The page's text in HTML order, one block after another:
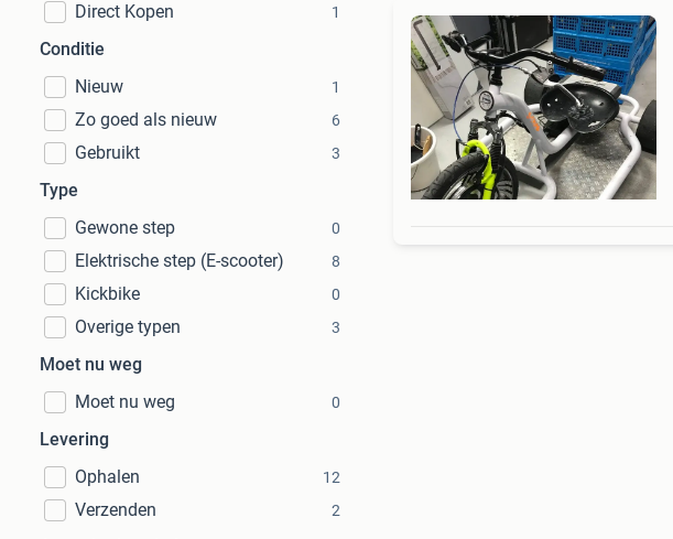
Direct Kopen
1
Conditie
Nieuw
1
Zo goed als nieuw 6
Gebruikt 3
Type
Gewone step
0
Elektrische step (E-scooter) 8
Kickbike 0
Overige typen 3
Moet nu weg
Moet nu weg
0
Levering
Ophalen
12
Verzenden 2